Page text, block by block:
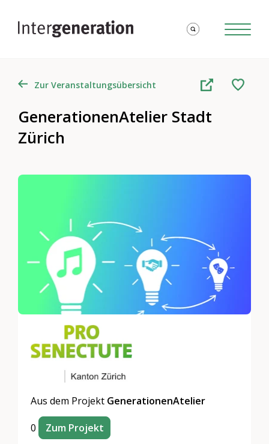
Zur Veranstaltungsübersicht
GenerationenAtelier Stadt
Zürich
Aus dem Projekt GenerationenAtelier
0 Zum Projekt